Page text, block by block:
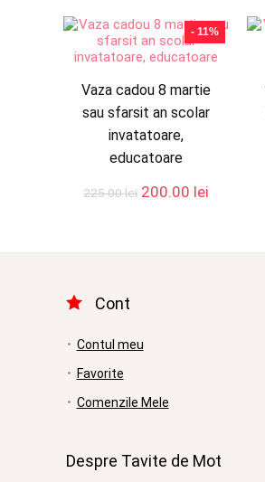
- 11%
Vaza cadou 8 martie
sau sfarsit an scolar
invatatoare,
educatoare
225.00lei Prețul
200.00 lei
Cont
Contul meu
Favorite
Comenzile Mele
Despre Tavite de Mot